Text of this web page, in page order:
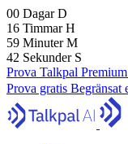
00 DagarD
16 TimmarH
59 MinuterM
41 Sekunder S
Prova Talkpal
Prova gratis Begränsat